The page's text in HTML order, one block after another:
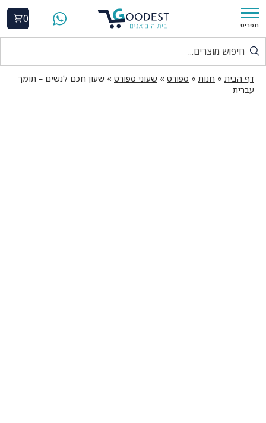
תפריט
0
דף הבית » חנות » ספורט » שעוני ספורט » שעון חכם לנשים – תומך
עברית